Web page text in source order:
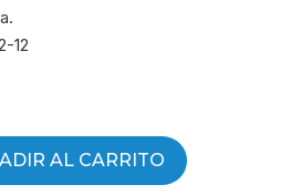
12
AL CARRITO